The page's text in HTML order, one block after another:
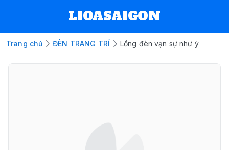
LIOASAIGON
Trang chủ ĐÈN TRANG TRÍ Lồng đèn vạn sự như ý